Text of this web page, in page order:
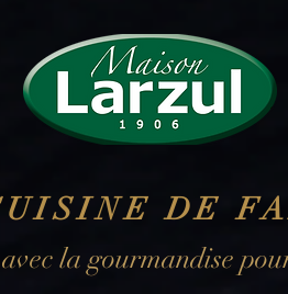
DE
la gourmandise